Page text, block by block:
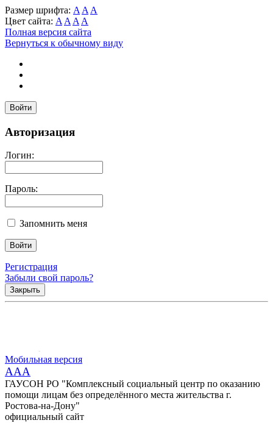
Размер шрифта: A A A
Цвет сайта: A A A A
Полная версия сайта
Вернуться к обычному виду
Войти
Авторизация
Логин:
Пароль:
Запомнить меня
Регистрация
Забыли свой пароль?
Закрыть
Мобильная версия
AAA
ГАУСОН РО "Комплексный социальный центр по оказанию
помощи лицам без определённого места жительства г.
Ростова-на-Дону"
официальный сайт